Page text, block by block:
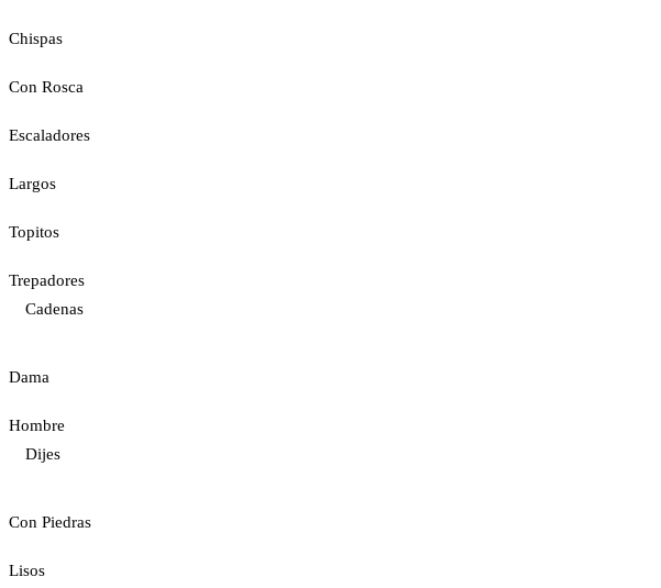
Chispas
Con Rosca
Escaladores
Largos
Topitos
Trepadores
Cadenas
Dama
Hombre
Dijes
Con Piedras
Lisos